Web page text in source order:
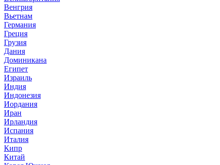
Венгрия
Вьетнам
Германия
Греция
Грузия
Дания
Доминикана
Египет
Израиль
Индия
Индонезия
Иордания
Иран
Ирландия
Испания
Италия
Кипр
Китай